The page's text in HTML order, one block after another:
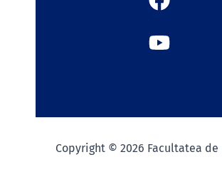
Copyright © 2026 Facultatea de